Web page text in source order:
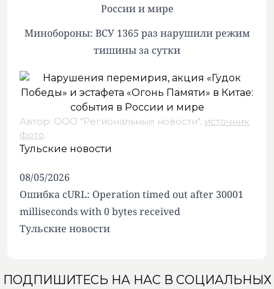
России и мире
Минобороны: ВСУ 1365 раз нарушили режим
тишины за сутки
Автор: ООО "Региональные новости", источник
фото.
Тульские новости
08/05/2026
Ошибка cURL: Operation timed out after 30001
milliseconds with 0 bytes received
Тульские новости
ПОДПИШИТЕСЬ НА НАС В СОЦИАЛЬНЫХ